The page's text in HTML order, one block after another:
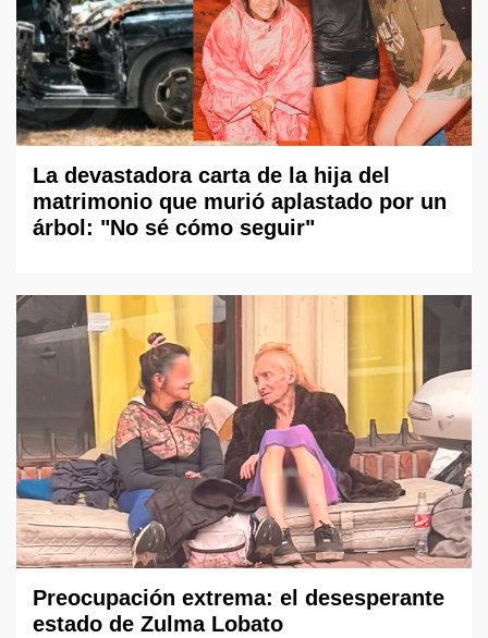
La devastadora carta de la hija del
matrimonio que murió aplastado por un
árbol: "No sé cómo seguir"
Preocupación extrema: el desesperante
estado de Zulma Lobato